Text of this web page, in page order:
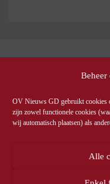
Beheer
OV Nieuws GD gebruikt cookies
zijn zowel functionele cookies
wij automatisch plaatsen) als
Alle